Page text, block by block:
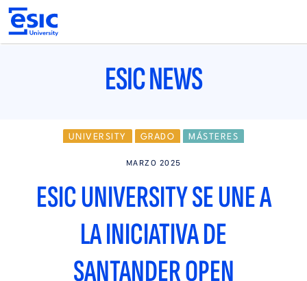
Pasar
contenido
ESIC NEWS
UNIVERSITY GRADO MÁSTERES
MARZO 2025
ESIC UNIVERSITY SE UNE A
LA INICIATIVA DE
SANTANDER OPEN